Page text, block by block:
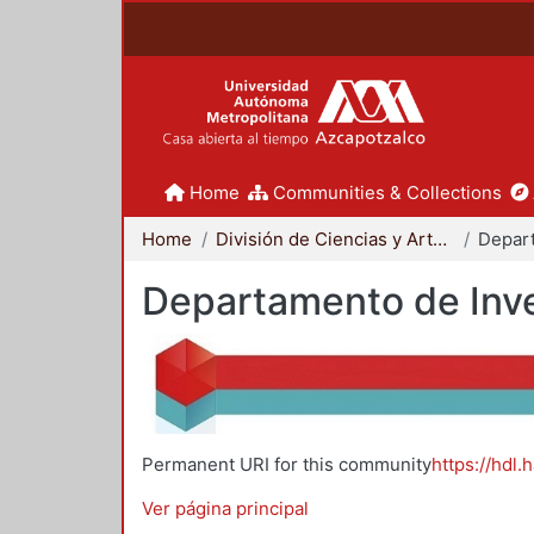
Home Communities & Collections
Home División de Ciencias y Artes para el Diseño
Departamento de
Permanent URI for this communityhttps://
Ver página principal